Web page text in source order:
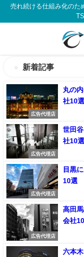
売れ続ける仕組み化のた
新着記事
広告代理店
丸の
社10選
広告代理店
世田
社10選
広告代理店
目黒
10選
広告代理店
高田
会社
六本